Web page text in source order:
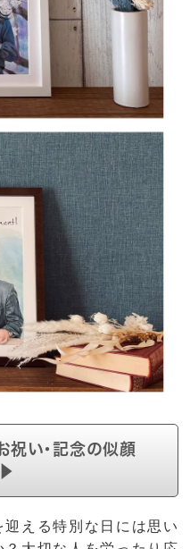
祝い・記念の似顔
える特別な日には思い